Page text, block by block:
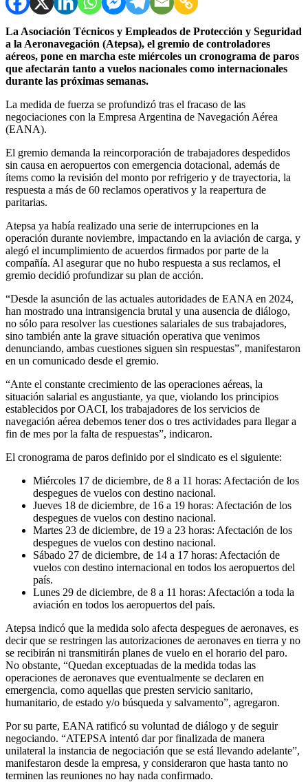
La Asociación Técnicos y Empleados de Protección y Seguridad
a la Aeronavegación (Atepsa), el gremio de controladores
aéreos, pone en marcha este miércoles un cronograma de paros
que afectarán tanto a vuelos nacionales como internacionales
durante las próximas semanas.
La medida de fuerza se profundizó tras el fracaso de las
negociaciones con la Empresa Argentina de Navegación Aérea
(EANA).
El gremio demanda la reincorporación de trabajadores despedidos
sin causa en aeropuertos con emergencia dotacional, además de
ítems como la revisión del monto por refrigerio y de trayectoria, la
respuesta a más de 60 reclamos operativos y la reapertura de
paritarias.
Atepsa ya había realizado una serie de interrupciones en la
operación durante noviembre, impactando en la aviación de carga, y
alegó el incumplimiento de acuerdos firmados por parte de la
compañía. Al asegurar que no hubo respuesta a sus reclamos, el
gremio decidió profundizar su plan de acción.
“Desde la asunción de las actuales autoridades de EANA en 2024,
han mostrado una intransigencia brutal y una ausencia de diálogo,
no sólo para resolver las cuestiones salariales de sus trabajadores,
sino también ante la grave situación operativa que venimos
denunciando, ambas cuestiones siguen sin respuestas”, manifestaron
en un comunicado desde el gremio.
“Ante el constante crecimiento de las operaciones aéreas, la
situación salarial es angustiante, ya que, violando los principios
establecidos por OACI, los trabajadores de los servicios de
navegación aérea debemos tener dos o tres actividades para llegar a
fin de mes por la falta de respuestas”, indicaron.
El cronograma de paros definido por el sindicato es el siguiente:
Miércoles 17 de diciembre, de 8 a 11 horas: Afectación de los
despegues de vuelos con destino nacional.
Jueves 18 de diciembre, de 16 a 19 horas: Afectación de los
despegues de vuelos con destino nacional.
Martes 23 de diciembre, de 19 a 23 horas: Afectación de los
despegues de vuelos con destino nacional.
Sábado 27 de diciembre, de 14 a 17 horas: Afectación de
vuelos con destino internacional en todos los aeropuertos del
país.
Lunes 29 de diciembre, de 8 a 11 horas: Afectación a toda la
aviación en todos los aeropuertos del país.
Atepsa indicó que la medida solo afecta despegues de aeronaves, es
decir que se restringen las autorizaciones de aeronaves en tierra y no
se recibirán ni transmitirán planes de vuelo en el horario del paro.
No obstante, “Quedan exceptuadas de la medida todas las
operaciones de aeronaves que eventualmente se declaren en
emergencia, como aquellas que presten servicio sanitario,
humanitario, de estado y/o búsqueda y salvamento”, agregaron.
Por su parte, EANA ratificó su voluntad de diálogo y de seguir
negociando. “ATEPSA intentó dar por finalizada de manera
unilateral la instancia de negociación que se está llevando adelante”,
manifestaron desde la empresa, y consideraron que hasta tanto no
terminen las reuniones no hay nada confirmado.